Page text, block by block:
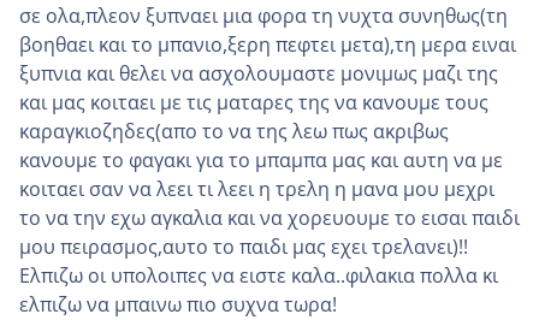
σε ολα,πλεον ξυπναει μια φορα τη νυχτα συνηθως(τη
βοηθαει και το μπανιο,ξερη πεφτει μετα),τη μερα ειναι
ξυπνια και θελει να ασχολουμαστε μονιμως μαζι της
και μας κοιταει με τις ματαρες της να κανουμε τους
καραγκιοζηδες(απο το να της λεω πως ακριβως
κανουμε το φαγακι για το μπαμπα μας και αυτη να με
κοιταει σαν να λεει τι λεει η τρελη η μανα μου μεχρι
το να την εχω αγκαλια και να χορευουμε το εισαι παιδι
μου πειρασμος,αυτο το παιδι μας εχει τρελανει)!!
Ελπιζω οι υπολοιπες να ειστε καλα..φιλακια πολλα κι
ελπιζω να μπαινω πιο συχνα τωρα!